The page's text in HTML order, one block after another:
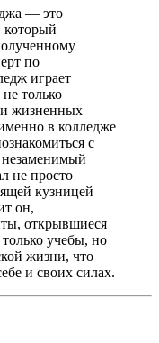
— это
который
по
играет
только
жизненных
в колледже
с
не просто
кузницей
он,
открывшиеся
учебы, но
жизни, что
и своих силах.